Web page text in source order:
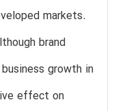
markets.
brand
growth in
effect on